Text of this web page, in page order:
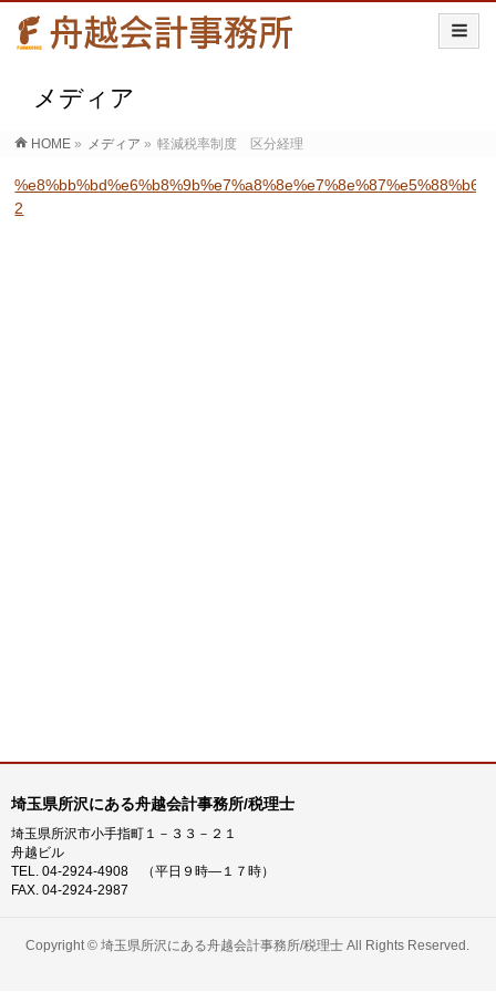
メディア
HOME » メディア » 軽減税率制度 区分経理
2
埼玉県所沢にある舟越会計事務所/税理士
埼玉県所沢市小手指町１－３３－２１
舟越ビル
TEL. 04-2924-4908 （平日９時―１７時）
FAX. 04-2924-2987
Copyright ©埼玉県所沢にある舟越会計事務所/税理士 All Rights Reserved.